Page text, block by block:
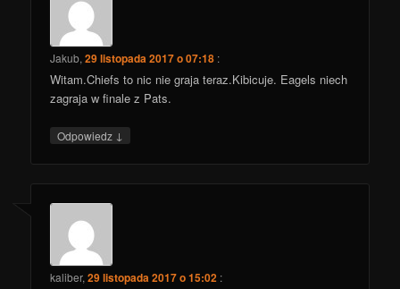
Jakub,29 listopada 2017 o 07:18 :
Witam.Chiefs to nic nie graja teraz.Kibicuje. Eagels niech
zagraja w finale z Pats.
Odpowiedz ↓
kaliber,29 listopada 2017 o 15:02 :